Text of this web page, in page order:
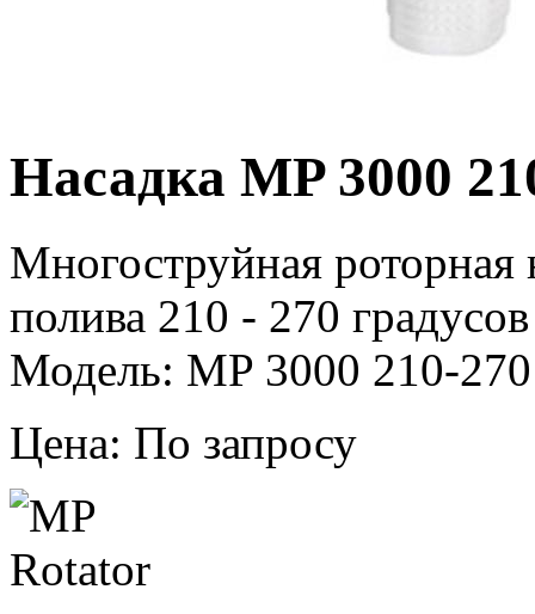
Насадка MP 3000
Многоструйная роторная
полива 210 - 270
Модель: MP 3000 210-
Цена: По запросу